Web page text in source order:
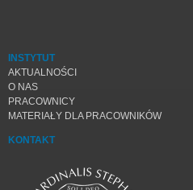
INSTYTUT
AKTUALNOŚCI
O NAS
PRACOWNICY
MATERIAŁY DLA PRACOWNIKÓW
KONTAKT